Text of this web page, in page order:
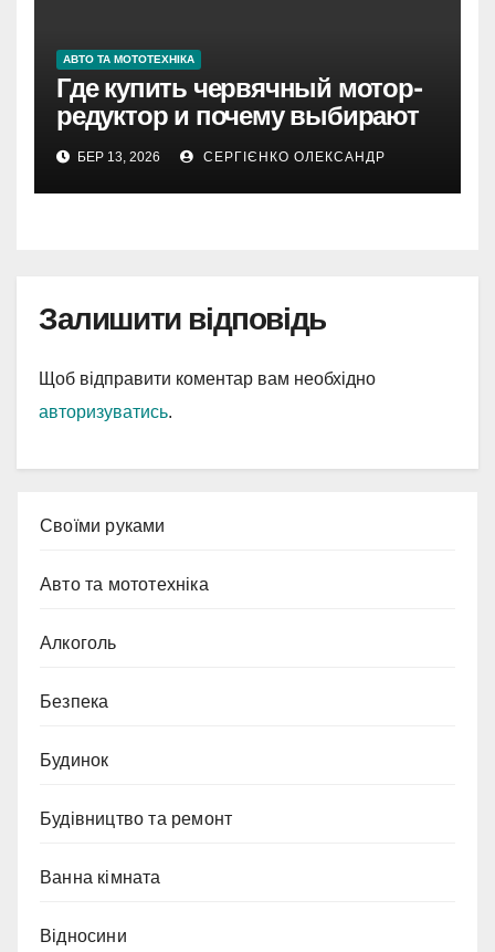
АВТО ТА МОТОТЕХНІКА
Где купить червячный мотор-
редуктор и почему выбирают
компанию “Солид Груп”
БЕР 13, 2026 СЕРГІЄНКО ОЛЕКСАНДР
Залишити відповідь
Щоб відправити коментар вам необхідно
авторизуватись.
Cвоїми руками
Авто та мототехніка
Алкоголь
Безпека
Будинок
Будівництво та ремонт
Ванна кімната
Відносини